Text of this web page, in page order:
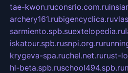
tae-kwon.ruconsrio.com.ru
archery161.rubigencyclica.ru
sarmiento.spb.suextelopedia.ru
iskatour.spb.rusnpi.org.ru
krygeva-spa.ruchel.net.rurust-
hl-beta.spb.ruschool494.spb.ru